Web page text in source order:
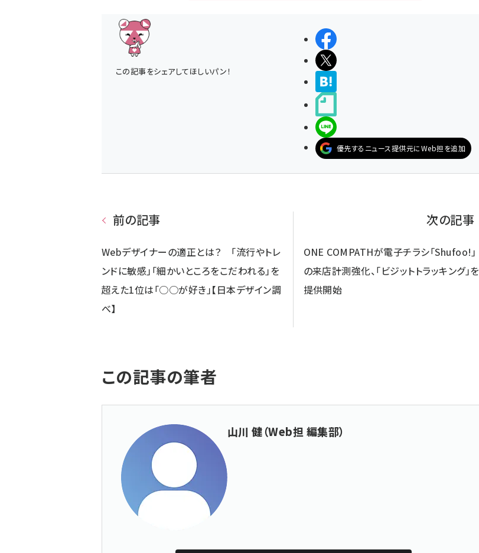
この記事をシェアしてほしいパン！
シェアする
ポストする
LINEで送る
優先するニュース提供元にWeb担を追加
前の記事
Webデザイナーの適正とは？ 「流行やトレ
ンドに敏感」「細かいところをこだわれる」を
超えた1位は「○○が好き」【日本デザイン調
べ】
次の記事
ONE COMPATHが電子チラシ「Shufoo!」
の来店計測強化、「ビジットトラッキング」を
提供開始
この記事の筆者
山川 健（Web担 編集部）